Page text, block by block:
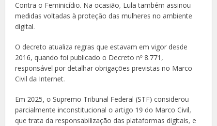
Contra o Feminicídio. Na ocasião, Lula também assinou
medidas voltadas à proteção das mulheres no ambiente
digital.
O decreto atualiza regras que estavam em vigor desde
2016, quando foi publicado o Decreto nº 8.771,
responsável por detalhar obrigações previstas no Marco
Civil da Internet.
Em 2025, o Supremo Tribunal Federal (STF) considerou
parcialmente inconstitucional o artigo 19 do Marco Civil,
que trata da responsabilização das plataformas digitais, e